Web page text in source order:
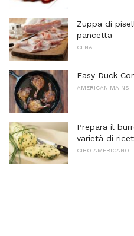
Zuppa di
pancetta
CENA
Easy Duck
AMERICAN MAINS
Prepara il
varietà di
CIBO AMERICANO